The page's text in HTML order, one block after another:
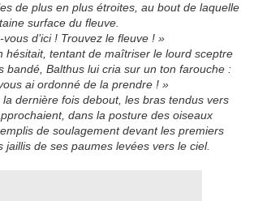
de plus en plus étroites, au bout de laquelle
surface du fleuve.
d’ici ! Trouvez le fleuve ! »
hésitait, tentant de maîtriser le lourd sceptre
bandé, Balthus lui cria sur un ton farouche :
ai ordonné de la prendre ! »
dernière fois debout, les bras tendus vers
dans la posture des oiseaux
de soulagement devant les premiers
jaillis de ses paumes levées vers le ciel.